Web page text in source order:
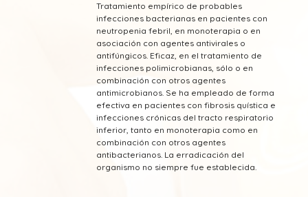
Tratamiento empírico de probables
infecciones bacterianas en pacientes con
neutropenia febril, en monoterapia o en
asociación con agentes antivirales o
antifúngicos. Eficaz, en el tratamiento de
infecciones polimicrobianas, sólo o en
combinación con otros agentes
antimicrobianos. Se ha empleado de forma
efectiva en pacientes con fibrosis quística e
infecciones crónicas del tracto respiratorio
inferior, tanto en monoterapia como en
combinación con otros agentes
antibacterianos. La erradicación del
organismo no siempre fue establecida.